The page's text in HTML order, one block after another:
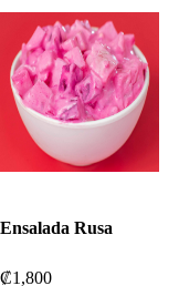
Ensalada Rusa
₡1,800